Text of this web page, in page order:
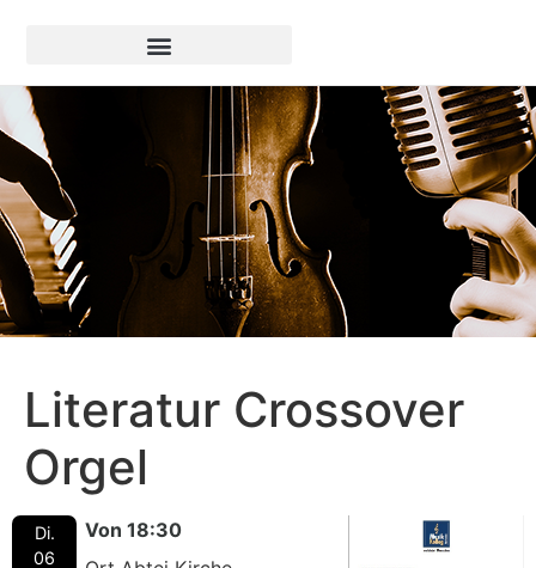
Literatur Crossover
Orgel
Di.
06
Von 18:30